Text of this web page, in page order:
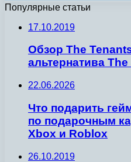
Популярные статьи
17.10.2019
Обзор The
альтернатива The
22.06.2026
Что подарить
по подарочным
Xbox и Roblox
26.10.2019